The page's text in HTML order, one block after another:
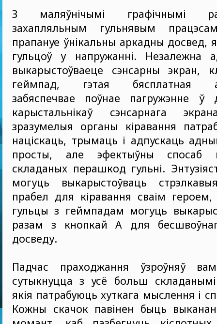
З маляўнічымі графічнымі
захапляльным гульнявым
прапануе ўнікальны аркадны досвед,
гульцоў у напружанні. Незалежна
выкарыстоўваеце сэнсарны экран,
геймпад, гэтая бясплатная
забяспечвае поўнае пагружэнне ў
карыстальнікаў сэнсарнага
зразумелыя органы кіравання
націскаць, трымаць і адпускаць
просты, але эфектыўны спосаб
складаных перашкод гульні.
могуць выкарыстоўваць
прабел для кіравання сваім
гульцы з геймпадам могуць
разам з кнопкай A для
досведу.
Падчас праходжання ўзроўняў
сутыкнуцца з усё больш складанымі
якія патрабуюць хуткага мыслення і
Кожны скачок павінен быць